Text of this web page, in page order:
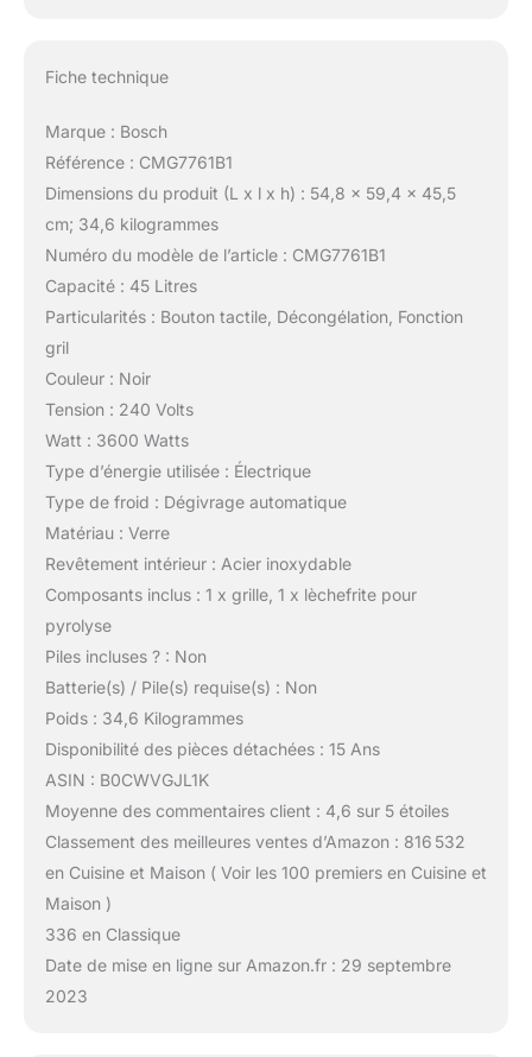
Fiche technique
Marque : Bosch
Référence : CMG7761B1
Dimensions du produit (L x l x h) : 54,8 x 59,4 x 45,5
cm; 34,6 kilogrammes
Numéro du modèle de l’article : CMG7761B1
Capacité : 45 Litres
Particularités : Bouton tactile, Décongélation, Fonction
gril
Couleur : Noir
Tension : 240 Volts
Watt : 3600 Watts
Type d’énergie utilisée : Électrique
Type de froid : Dégivrage automatique
Matériau : Verre
Revêtement intérieur : Acier inoxydable
Composants inclus : 1 x grille, 1 x lèchefrite pour
pyrolyse
Piles incluses ? : Non
Batterie(s) / Pile(s) requise(s) : Non
Poids : 34,6 Kilogrammes
Disponibilité des pièces détachées : 15 Ans
ASIN : B0CWVGJL1K
Moyenne des commentaires client : 4,6 sur 5 étoiles
Classement des meilleures ventes d’Amazon : 816 532
en Cuisine et Maison ( Voir les 100 premiers en Cuisine et
Maison )
336 en Classique
Date de mise en ligne sur Amazon.fr : 29 septembre
2023